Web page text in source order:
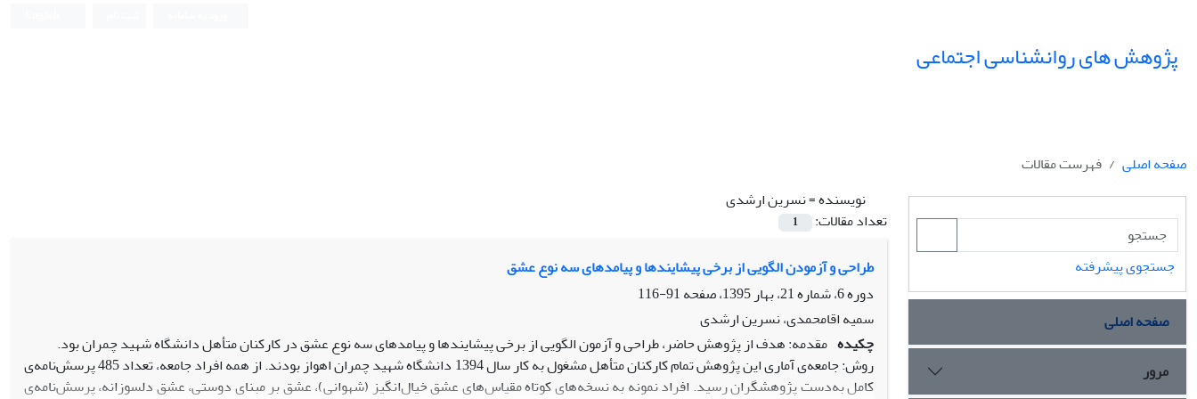
پژوهش های روانشناسی اجتماعی
صفحه اصلی
فهرست مقالات
نویسنده =نسرین ارشدی
تعداد مقالات:
1
طراحی و آزمودن الگویی از برخی پیشایندها و پیامدهای سه نوع عشق
دوره 6، شماره 21، بهار 1395، صفحه
91-116
سمیه اقامحمدی، نسرین ارشدی
چکیده مقدمه: هدف از پژوهش حاضر، طراحی و آزمون الگویی از برخی پیشایندها و پیامدهای سه نوع عشق در کارکنان متأهل دانشگاه شهید چمران بود.
روش: جامعه‌ی آماری این پژوهش تمام کارکنان متأهل مشغول به کار سال 1394 دانشگاه شهید چمران اهواز بودند. از همه افراد جامعه، تعداد 485 پرسش‌نامه‌ی
کامل به‌دست پژوهشگران رسید. افراد نمونه به نسخه‌های کوتاه مقیاس‌های عشق خیال‌انگیز (شهوانی)، عشق بر مبنای دوستی، عشق دلسوزانه، پرسش‌نامه‌ی
جستجوی پیشرفته
صفحه اصلی
مرور